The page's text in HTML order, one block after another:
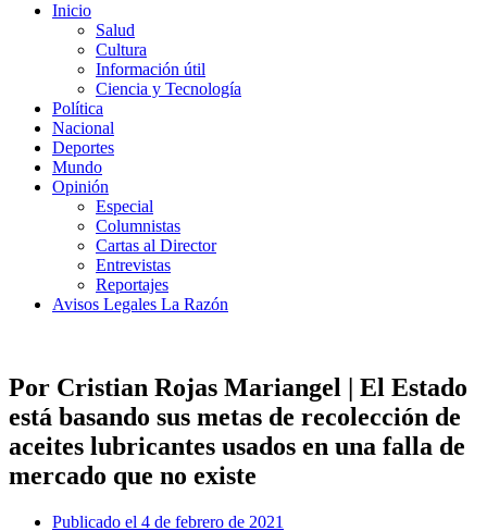
Inicio
Salud
Cultura
Información útil
Ciencia y Tecnología
Política
Nacional
Deportes
Mundo
Opinión
Especial
Columnistas
Cartas al Director
Entrevistas
Reportajes
Avisos Legales La Razón
Por Cristian Rojas Mariangel | El Estado
está basando sus metas de recolección de
aceites lubricantes usados en una falla de
mercado que no existe
Publicado el 4 de febrero de 2021